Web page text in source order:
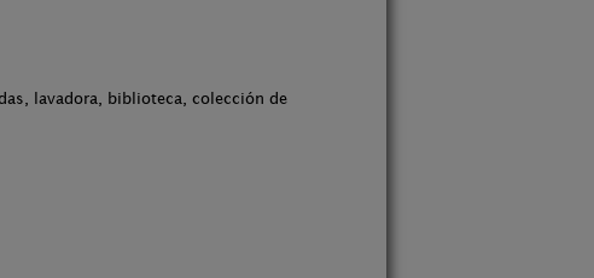
lavadora, biblioteca, colección de